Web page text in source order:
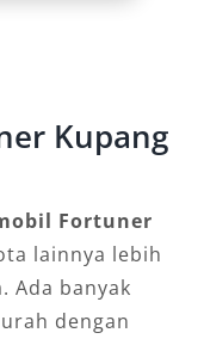
atau pulau-
yang
mobil SUV
Kupang
Fortuner
lainnya lebih
Ada banyak
dengan